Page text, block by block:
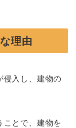
理由
侵入し、建物の
ことで、建物を